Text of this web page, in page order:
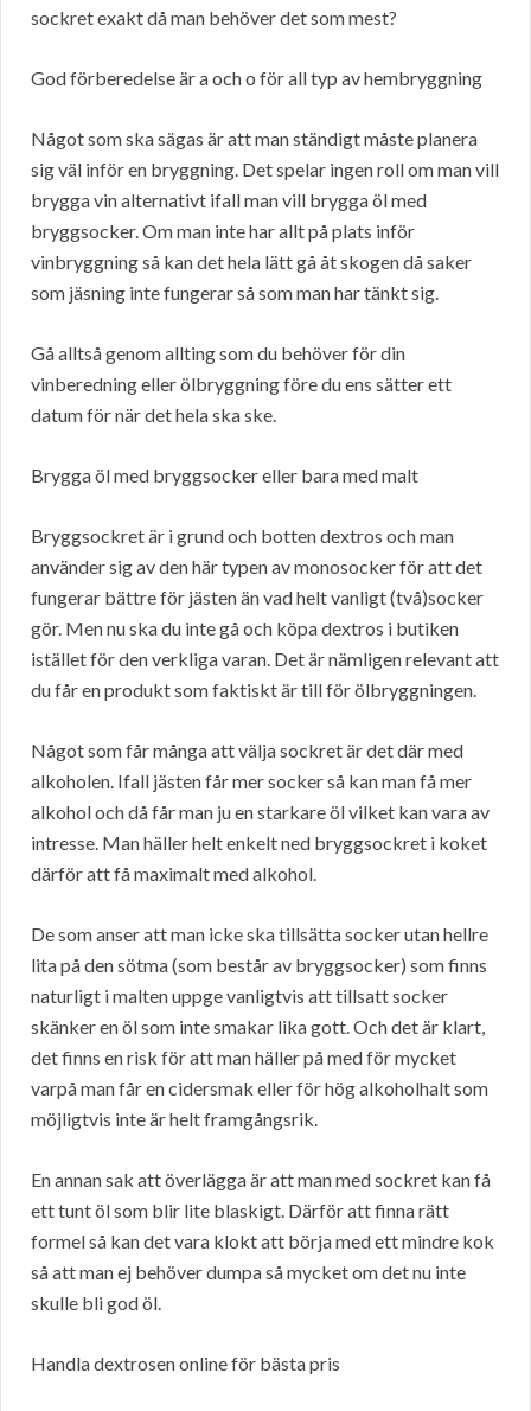
sockret exakt då man behöver det som mest?
God förberedelse är a och o för all typ av hembryggning
Något som ska sägas är att man ständigt måste planera
sig väl inför en bryggning. Det spelar ingen roll om man vill
brygga vin alternativt ifall man vill brygga öl med
bryggsocker. Om man inte har allt på plats inför
vinbryggning så kan det hela lätt gå åt skogen då saker
som jäsning inte fungerar så som man har tänkt sig.
Gå alltså genom allting som du behöver för din
vinberedning eller ölbryggning före du ens sätter ett
datum för när det hela ska ske.
Brygga öl med bryggsocker eller bara med malt
Bryggsockret är i grund och botten dextros och man
använder sig av den här typen av monosocker för att det
fungerar bättre för jästen än vad helt vanligt (två)socker
gör. Men nu ska du inte gå och köpa dextros i butiken
istället för den verkliga varan. Det är nämligen relevant att
du får en produkt som faktiskt är till för ölbryggningen.
Något som får många att välja sockret är det där med
alkoholen. Ifall jästen får mer socker så kan man få mer
alkohol och då får man ju en starkare öl vilket kan vara av
intresse. Man häller helt enkelt ned bryggsockret i koket
därför att få maximalt med alkohol.
De som anser att man icke ska tillsätta socker utan hellre
lita på den sötma (som består av bryggsocker) som finns
naturligt i malten uppge vanligtvis att tillsatt socker
skänker en öl som inte smakar lika gott. Och det är klart,
det finns en risk för att man häller på med för mycket
varpå man får en cidersmak eller för hög alkoholhalt som
möjligtvis inte är helt framgångsrik.
En annan sak att överlägga är att man med sockret kan få
ett tunt öl som blir lite blaskigt. Därför att finna rätt
formel så kan det vara klokt att börja med ett mindre kok
så att man ej behöver dumpa så mycket om det nu inte
skulle bli god öl.
Handla dextrosen online för bästa pris